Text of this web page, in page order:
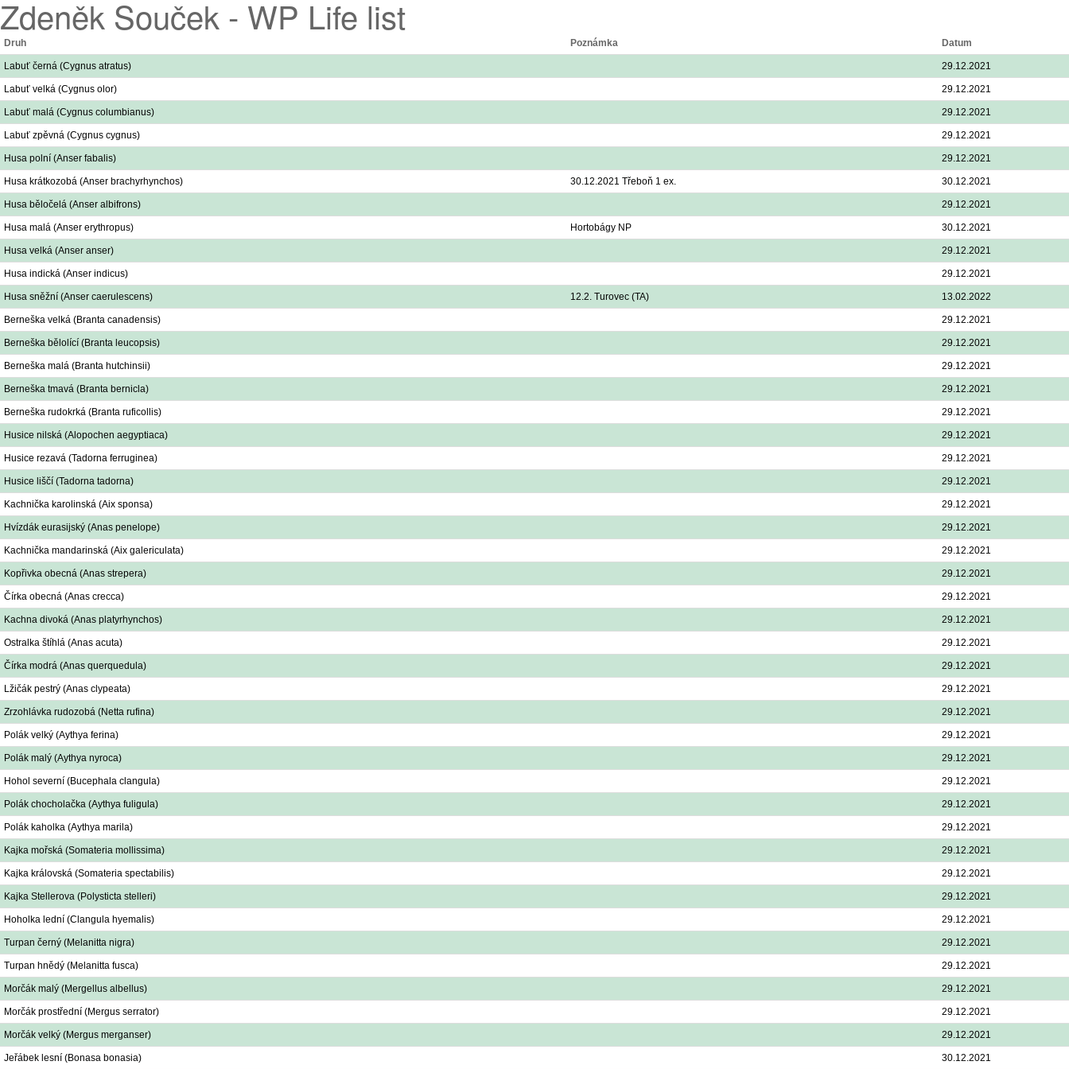
Zdeněk Souček - WP Life list
Druh Poznámka Datum
Labuť černá (Cygnus atratus) 29.12.2021
Labuť velká (Cygnus olor) 29.12.2021
Labuť malá (Cygnus columbianus) 29.12.2021
Labuť zpěvná (Cygnus cygnus) 29.12.2021
Husa polní (Anser fabalis) 29.12.2021
Husa krátkozobá (Anser brachyrhynchos) 30.12.2021 Třeboň 1 ex. 30.12.2021
Husa běločelá (Anser albifrons) 29.12.2021
Husa malá (Anser erythropus) Hortobágy NP 30.12.2021
Husa velká (Anser anser) 29.12.2021
Husa indická (Anser indicus) 29.12.2021
Husa sněžní (Anser caerulescens) 12.2. Turovec (TA) 13.02.2022
Berneška velká (Branta canadensis) 29.12.2021
Berneška bělolící (Branta leucopsis) 29.12.2021
Berneška malá (Branta hutchinsii) 29.12.2021
Berneška tmavá (Branta bernicla) 29.12.2021
Berneška rudokrká (Branta ruficollis) 29.12.2021
Husice nilská (Alopochen aegyptiaca) 29.12.2021
Husice rezavá (Tadorna ferruginea) 29.12.2021
Husice liščí (Tadorna tadorna) 29.12.2021
Kachnička karolinská (Aix sponsa) 29.12.2021
Hvízdák eurasijský (Anas penelope) 29.12.2021
Kachnička mandarinská (Aix galericulata) 29.12.2021
Kopřivka obecná (Anas strepera) 29.12.2021
Čírka obecná (Anas crecca) 29.12.2021
Kachna divoká (Anas platyrhynchos) 29.12.2021
Ostralka štíhlá (Anas acuta) 29.12.2021
Čírka modrá (Anas querquedula) 29.12.2021
Lžičák pestrý (Anas clypeata) 29.12.2021
Zrzohlávka rudozobá (Netta rufina) 29.12.2021
Polák velký (Aythya ferina) 29.12.2021
Polák malý (Aythya nyroca) 29.12.2021
Hohol severní (Bucephala clangula) 29.12.2021
Polák chocholačka (Aythya fuligula) 29.12.2021
Polák kaholka (Aythya marila) 29.12.2021
Kajka mořská (Somateria mollissima) 29.12.2021
Kajka královská (Somateria spectabilis) 29.12.2021
Kajka Stellerova (Polysticta stelleri) 29.12.2021
Hoholka lední (Clangula hyemalis) 29.12.2021
Turpan černý (Melanitta nigra) 29.12.2021
Turpan hnědý (Melanitta fusca) 29.12.2021
Morčák malý (Mergellus albellus) 29.12.2021
Morčák prostřední (Mergus serrator) 29.12.2021
Morčák velký (Mergus merganser) 29.12.2021
Jeřábek lesní (Bonasa bonasia) 30.12.2021